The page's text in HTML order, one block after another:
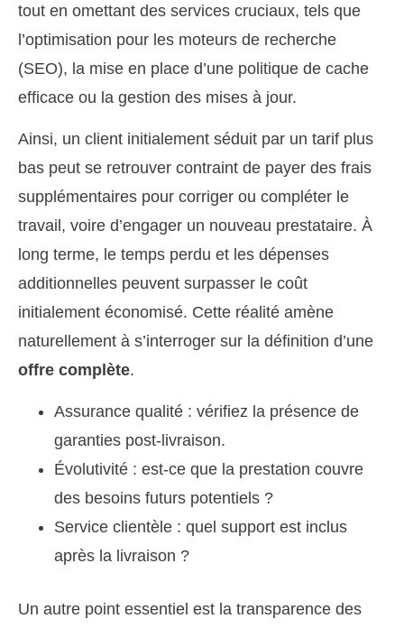
tout en omettant des services cruciaux, tels que
l’optimisation pour les moteurs de recherche
(SEO), la mise en place d’une politique de cache
efficace ou la gestion des mises à jour.
Ainsi, un client initialement séduit par un tarif plus
bas peut se retrouver contraint de payer des frais
supplémentaires pour corriger ou compléter le
travail, voire d’engager un nouveau prestataire. À
long terme, le temps perdu et les dépenses
additionnelles peuvent surpasser le coût
initialement économisé. Cette réalité amène
naturellement à s’interroger sur la définition d’une
offre complète.
Assurance qualité : vérifiez la présence de
garanties post-livraison.
Évolutivité : est-ce que la prestation couvre
des besoins futurs potentiels ?
Service clientèle : quel support est inclus
après la livraison ?
Un autre point essentiel est la transparence des